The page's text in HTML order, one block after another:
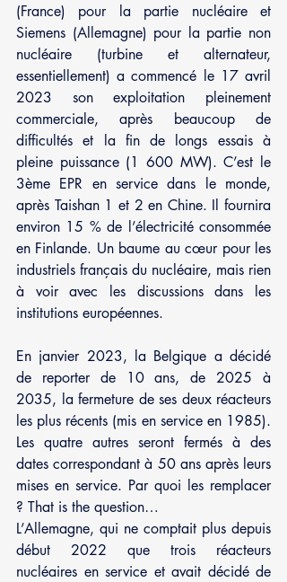
(France) pour la partie nucléaire et
Siemens (Allemagne) pour la partie non
nucléaire (turbine et alternateur,
essentiellement) a commencé le 17 avril
2023 son exploitation pleinement
commerciale, après beaucoup de
difficultés et la fin de longs essais à
pleine puissance (1 600 MW). C’est le
3ème EPR en service dans le monde,
après Taishan 1 et 2 en Chine. Il fournira
environ 15 % de l’électricité consommée
en Finlande. Un baume au cœur pour les
industriels français du nucléaire, mais rien
à voir avec les discussions dans les
institutions européennes.
En janvier 2023, la Belgique a décidé
de reporter de 10 ans, de 2025 à
2035, la fermeture de ses deux réacteurs
les plus récents (mis en service en 1985).
Les quatre autres seront fermés à des
dates correspondant à 50 ans après leurs
mises en service. Par quoi les remplacer
? That is the question…
L’Allemagne, qui ne comptait plus depuis
début 2022 que trois réacteurs
nucléaires en service et avait décidé de